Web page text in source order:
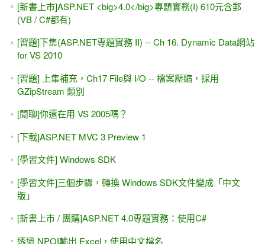
CKeditor 5 搭配 ASP.NET MVC 或 Web Form
第一天 的 ASP.NET MVC線上課程 免費看（5.5小時）
[ASP.NET MVC] 01-1 初學者的第一堂課 (Youtube影片 / 正式
課程)
[舊學員回娘家] 免費3天 ASP.NET MVC影片 給您觀賞
自己寫 ASP.NET MVC分頁（.Skip() 與.Take() ）
VS2017，「新增網站」不見了，只剩「專案」
[youtube影片]ASP.NET專題實務(I)，上集第六章DetailsView
& FormView
[UI / UX] 使用者是笨蛋？！
無法開啟登入所要求的資料庫 xxx。登入失敗。 使用者
'XXX\yyyy' 的登入失敗